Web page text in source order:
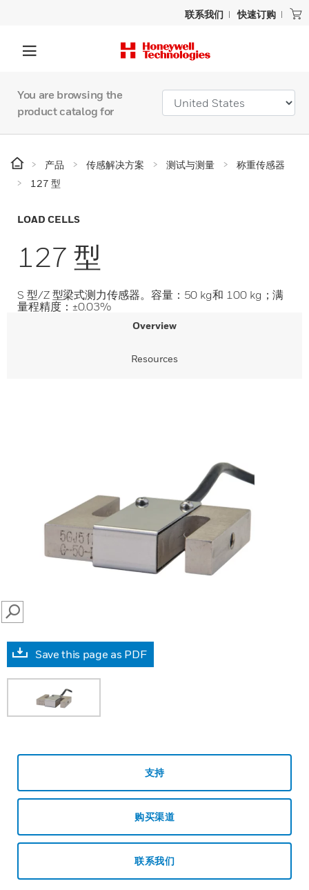
联系我们 快速订购
You are browsing the
product catalog for
产品 传感解决方案 测试与测量
称重传感器
127 型
LOAD CELLS
127 型
S 型/Z 型梁式测力传感器。容量：50 kg和 100 kg；满
量程精度：±0.03%
Overview
Resources
SEARCH
Save this page as PDF
支持
购买渠道
联系我们